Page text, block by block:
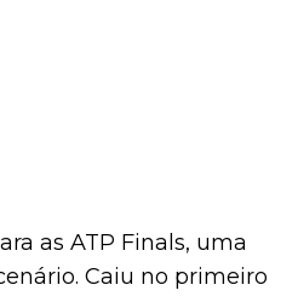
as ATP Finals, uma
Caiu no primeiro